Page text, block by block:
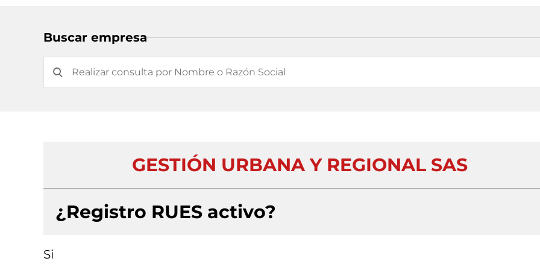
Buscar empresa
GESTIÓN URBANA Y REGIONAL SAS
¿Registro RUES activo?
Si